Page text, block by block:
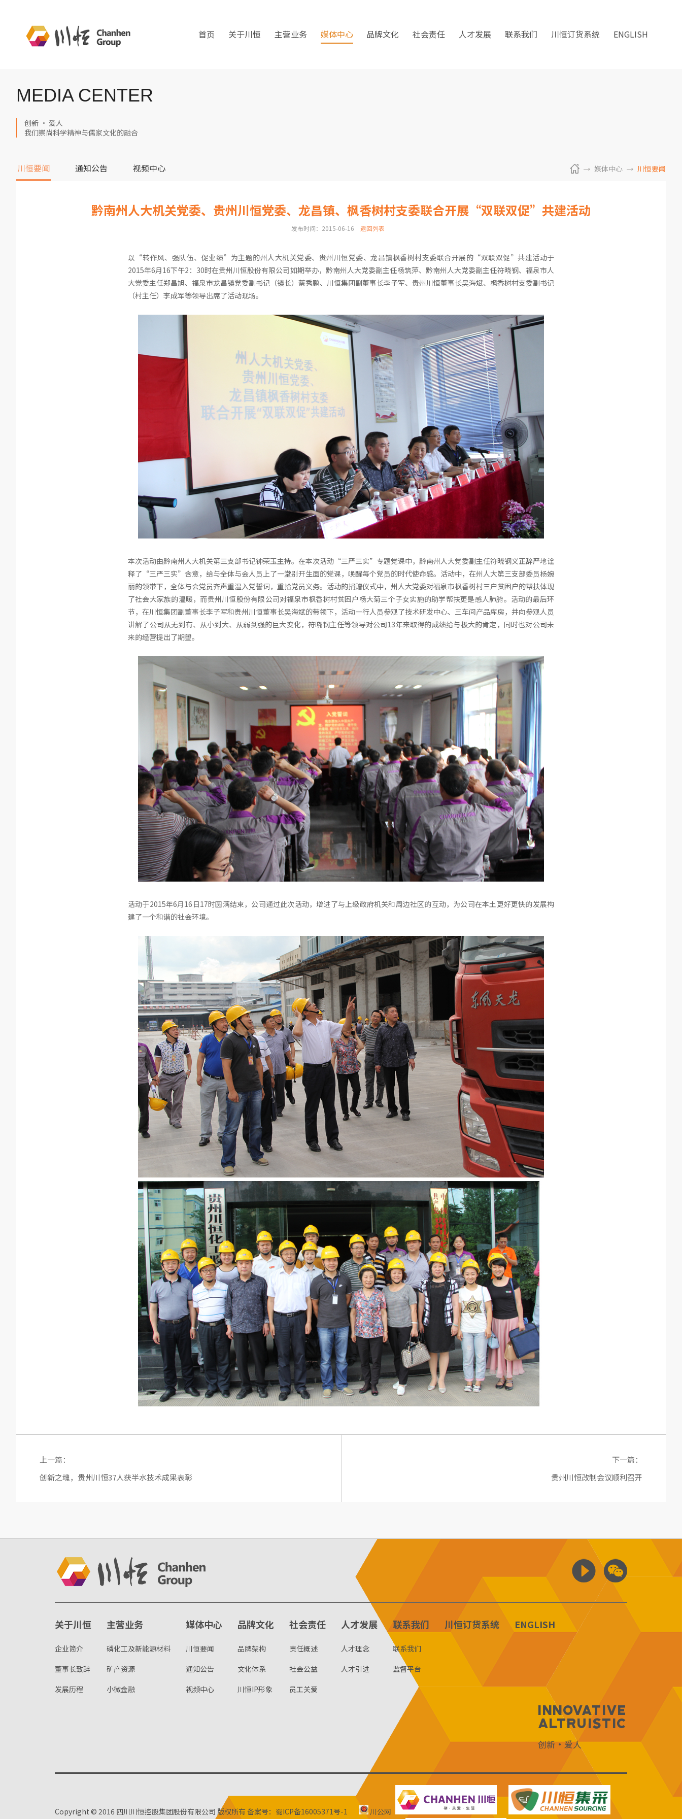
首页 关于川恒 主营业务 媒体中心 品牌文化 社会责任 人才发展 联系我们 川恒订货系统 ENGLISH
MEDIA CENTER
创新 · 爱人
我们崇尚科学精神与儒家文化的融合
川恒要闻 通知公告 视频中心 媒体中心 川恒要闻
黔南州人大机关党委、贵州川恒党委、龙昌镇、枫香树村支委联合开展“双联双促”共建活动
发布时间：2015-06-16 返回列表
以“转作风、强队伍、促业绩”为主题的州人大机关党委、贵州川恒党委、龙昌镇枫香树村支委联合开展的“双联双促”共建活动于
2015年6月16下午2：30时在贵州川恒股份有限公司如期举办，黔南州人大党委副主任杨筑萍、黔南州人大党委副主任符晓钢、福泉市人
大党委主任郑昌旭、福泉市龙昌镇党委副书记（镇长）蔡秀鹏、川恒集团副董事长李子军、贵州川恒董事长吴海斌、枫香树村支委副书记
（村主任）李成军等领导出席了活动现场。
本次活动由黔南州人大机关第三支部书记钟荣玉主持。在本次活动“三严三实”专题党课中，黔南州人大党委副主任符晓钢义正辞严地诠
释了“三严三实”含意，给与全体与会人员上了一堂别开生面的党课，唤醒每个党员的时代使命感。活动中，在州人大第三支部委员杨婉
丽的领带下，全体与会党员齐声重温入党誓词，重拾党员义务。活动的捐赠仪式中，州人大党委对福泉市枫香树村三户贫困户的帮扶体现
了社会大家族的温暖，而贵州川恒股份有限公司对福泉市枫香树村贫困户杨大菊三个子女实施的助学帮扶更是感人肺腑。活动的最后环
节，在川恒集团副董事长李子军和贵州川恒董事长吴海斌的带领下，活动一行人员参观了技术研发中心、三车间产品库房，并向参观人员
讲解了公司从无到有、从小到大、从弱到强的巨大变化，符晓钢主任等领导对公司13年来取得的成绩给与极大的肯定，同时也对公司未
来的经营提出了期望。
活动于2015年6月16日17时圆满结束，公司通过此次活动，增进了与上级政府机关和周边社区的互动，为公司在本土更好更快的发展构
建了一个和谐的社会环境。
上一篇：
创新之魂，贵州川恒37人获半水技术成果表彰
下一篇：
贵州川恒改制会议顺利召开
关于川恒
企业简介
董事长致辞
发展历程
主营业务
磷化工及新能源材料
矿产资源
小微金融
媒体中心
川恒要闻
通知公告
视频中心
品牌文化
品牌架构
文化体系
川恒IP形象
社会责任
责任概述
社会公益
员工关爱
人才发展
人才理念
人才引进
联系我们
联系我们
监督平台
川恒订货系统 ENGLISH
Innovative
Altruistic
创新·爱人
Copyright © 2016 四川川恒控股集团股份有限公司 版权所有 备案号：蜀ICP备16005371号-1 川公网